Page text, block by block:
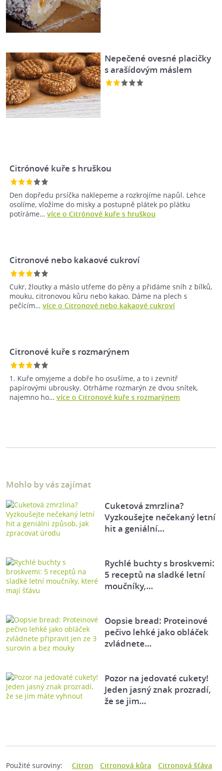
Nepečené ovesné placičky
s arašídovým máslem
Citrónové kuře s hruškou
Den dopředu prsíčka naklepeme a rozkrojíme napůl. Lehce
osolíme, vložíme do misky a postupně plátek po plátku
potíráme… více o Citrónové kuře s hruškou
Citronové nebo kakaové cukroví
Cukr, žloutky a máslo utřeme do pěny a přidáme sníh z bílků,
mouku, citronovou kůru nebo kakao. Dáme na plech s
pečícím… více o Citronové nebo kakaové cukroví
Citronové kuře s rozmarýnem
1. Kuře omyjeme a dobře ho osušíme, a to i zevnitř
papírovými ubrousky. Otrháme rozmarýn ze dvou snítek,
najemno ho… více o Citronové kuře s rozmarýnem
Mohlo by vás zajímat
Cuketová zmrzlina?
Vyzkoušejte nečekaný letní
hit a geniální…
Rychlé buchty s broskvemi:
5 receptů na sladké letní
moučníky,…
Oopsie bread: Proteinové
pečivo lehké jako obláček
zvládnete…
Pozor na jedovaté cukety!
Jeden jasný znak prozradí,
že se jim…
Použité suroviny: Citron Citronová kůra
Citronová šťáva